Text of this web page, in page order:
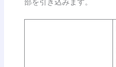
部を引き込みます。